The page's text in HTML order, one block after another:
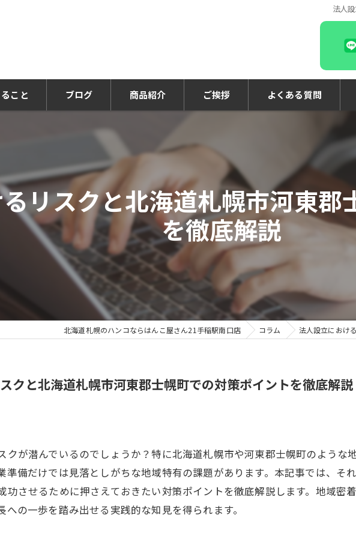
法人
こと ブログ 商品紹介 ご挨拶 よくある質問
リスクと北海道札幌市河東郡
を徹底解説
北海道札幌のハンコならはんこ屋さん21手稲駅南口店 コラム 法人設立におけ
クと北海道札幌市河東郡士幌町での対策ポイントを徹底解説
クが潜んでいるのでしょうか？特に北海道札幌市や河東郡士幌町のような
準備だけでは見落としがちな地域特有の課題があります。本記事では、そ
功させるために押さえておきたい対策ポイントを徹底解説します。地域密
の一歩を踏み出せる実践的な知見を得られます。